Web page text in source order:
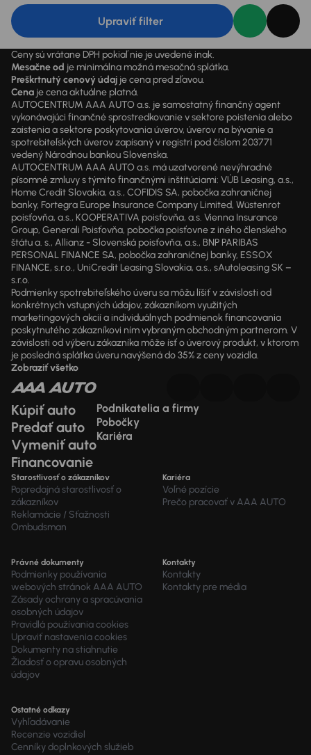
Upraviť filter
Ceny sú vrátane DPH pokiaľ nie je uvedené inak.
Mesačne od je minimálna možná mesačná splátka.
Preškrtnutý cenový údaj je cena pred zľavou.
Cena je cena aktuálne platná.
AUTOCENTRUM AAA AUTO a.s. je samostatný finančný agent
vykonávajúci finančné sprostredkovanie v sektore poistenia alebo
zaistenia a sektore poskytovania úverov, úverov na bývanie a
spotrebiteľských úverov zapísaný v registri pod číslom 203771
vedený Národnou bankou Slovenska.
AUTOCENTRUM AAA AUTO a.s. má uzatvorené nevýhradné
písomné zmluvy s týmito finančnými inštitúciami: VÚB Leasing, a.s.,
Home Credit Slovakia, a.s., COFIDIS SA, pobočka zahraničnej
banky, Fortegra Europe Insurance Company Limited, Wüstenrot
poisťovňa, a.s., KOOPERATIVA poisťovňa, a.s. Vienna Insurance
Group, Generali Poisťovňa, pobočka poisťovne z iného členského
štátu a. s., Allianz - Slovenská poisťovňa, a.s., BNP PARIBAS
PERSONAL FINANCE SA, pobočka zahraničnej banky, ESSOX
FINANCE, s.r.o., UniCredit Leasing Slovakia, a.s., sAutoleasing SK –
s.r.o.
Podmienky spotrebiteľského úveru sa môžu líšiť v závislosti od
konkrétnych vstupných údajov, zákazníkom využitých
marketingových akcií a individuálnych podmienok financovania
poskytnutého zákazníkovi ním vybraným obchodným partnerom. V
závislosti od výberu zákazníka môže ísť o úverový produkt, v ktorom
je posledná splátka úveru navýšená do 35% z ceny vozidla.
Zobraziť všetko
Kúpiť auto
Predať auto
Vymeniť auto
Financovanie
Podnikatelia a firmy
Pobočky
Kariéra
Starostlivosť o zákazníkov
Popredajná starostlivosť o
zákazníkov
Reklamácie / Sťažnosti
Ombudsman
Kariéra
Voľné pozície
Prečo pracovať v AAA AUTO
Právné dokumenty
Podmienky používania
webových stránok AAA AUTO
Zásady ochrany a spracúvania
osobných údajov
Pravidlá používania cookies
Upraviť nastavenia cookies
Dokumenty na stiahnutie
Žiadosť o opravu osobných
údajov
Kontakty
Kontakty
Kontakty pre média
Ostatné odkazy
Vyhľadávanie
Recenzie vozidiel
Cenníky doplnkových služieb